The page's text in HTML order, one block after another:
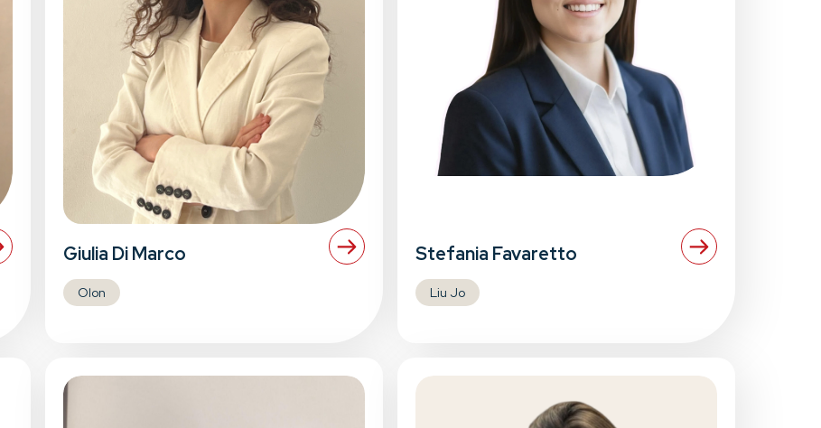
Giulia Di Marco
Olon
Stefania Favaretto
Liu Jo